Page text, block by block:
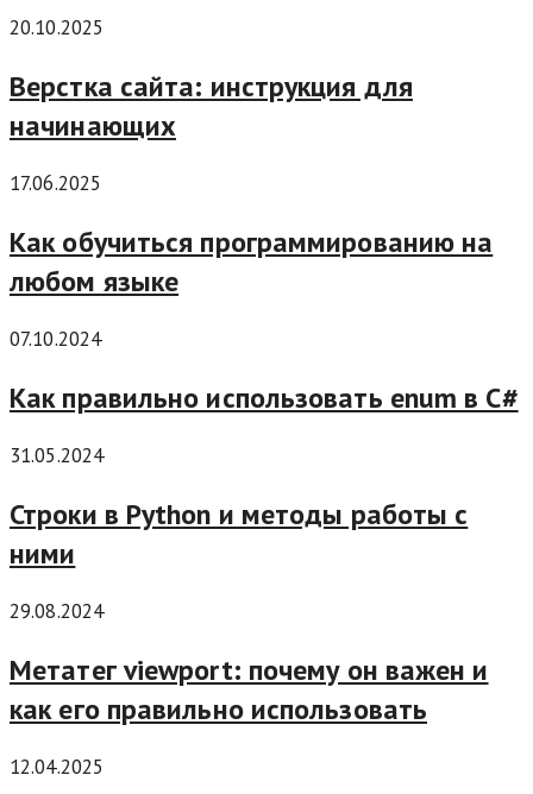
20.10.2025
Верстка сайта: инструкция для
начинающих
17.06.2025
Как обучиться программированию на
любом языке
07.10.2024
Как правильно использовать enum в C#
31.05.2024
Строки в Python и методы работы с
ними
29.08.2024
Метатег viewport: почему он важен и
как его правильно использовать
12.04.2025